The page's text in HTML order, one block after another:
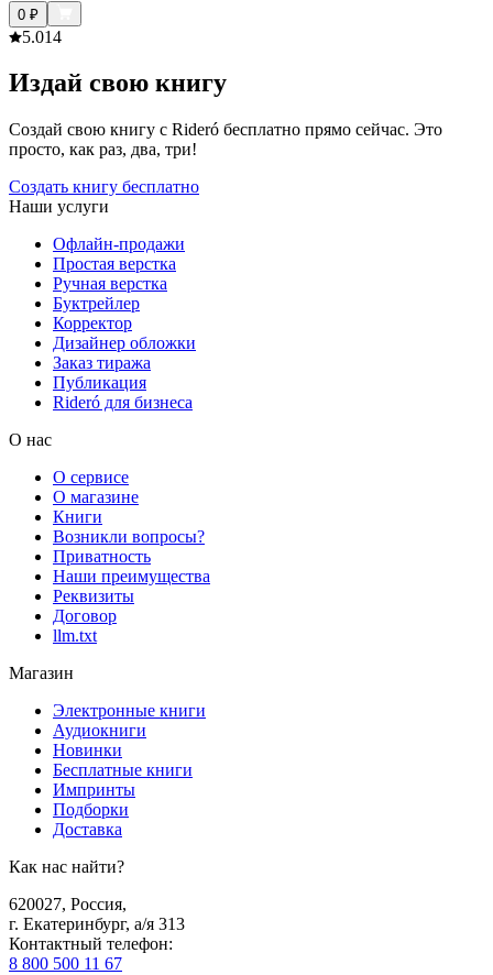
0 ₽
5.014
Издай свою книгу
Создай свою книгу с Rideró бесплатно прямо сейчас. Это
просто, как раз, два, три!
Создать книгу бесплатно
Наши услуги
Офлайн-продажи
Простая верстка
Ручная верстка
Буктрейлер
Корректор
Дизайнер обложки
Заказ тиража
Публикация
Rideró для бизнеса
О нас
О сервисе
О магазине
Книги
Возникли вопросы?
Приватность
Наши преимущества
Реквизиты
Договор
llm.txt
Магазин
Электронные книги
Аудиокниги
Новинки
Бесплатные книги
Импринты
Подборки
Доставка
Как нас найти?
620027, Россия,
г. Екатеринбург, а/я 313
Контактный телефон:
8 800 500 11 67